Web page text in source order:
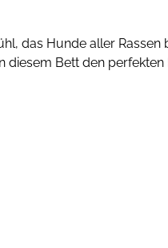
das Hunde aller Rassen
diesem Bett den